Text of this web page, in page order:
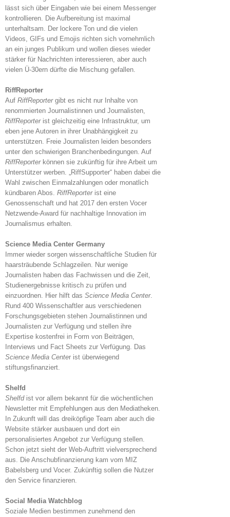
lässt sich über Eingaben wie bei einem Messenger
kontrollieren. Die Aufbereitung ist maximal
unterhaltsam. Der lockere Ton und die vielen
Videos, GIFs und Emojis richten sich vornehmlich
an ein junges Publikum und wollen dieses wieder
stärker für Nachrichten interessieren, aber auch
vielen Ü-30ern dürfte die Mischung gefallen.
RiffReporter
Auf RiffReportergibt es nicht nur Inhalte von
renommierten Journalistinnen und Journalisten,
RiffReporterist gleichzeitig eine Infrastruktur, um
eben jene Autoren in ihrer Unabhängigkeit zu
unterstützen. Freie Journalisten leiden besonders
unter den schwierigen Branchenbedingungen. Auf
RiffReporterkönnen sie zukünftig für ihre Arbeit um
Unterstützer werben. „RiffSupporter“ haben dabei die
Wahl zwischen Einmalzahlungen oder monatlich
kündbaren Abos. RiffReporterist eine
Genossenschaft und hat 2017 den ersten Vocer
Netzwende-Award für nachhaltige Innovation im
Journalismus erhalten.
Science Media Center Germany
Immer wieder sorgen wissenschaftliche Studien für
haarsträubende Schlagzeilen. Nur wenige
Journalisten haben das Fachwissen und die Zeit,
Studienergebnisse kritisch zu prüfen und
einzuordnen. Hier hilft das Science Media Center.
Rund 400 Wissenschaftler aus verschiedenen
Forschungsgebieten stehen Journalistinnen und
Journalisten zur Verfügung und stellen ihre
Expertise kostenfrei in Form von Beiträgen,
Interviews und Fact Sheets zur Verfügung. Das
Science Media Center ist überwiegend
stiftungsfinanziert.
Shelfd
Shelfdist vor allem bekannt für die wöchentlichen
Newsletter mit Empfehlungen aus den Mediatheken.
In Zukunft will das dreiköpfige Team aber auch die
Website stärker ausbauen und dort ein
personalisiertes Angebot zur Verfügung stellen.
Schon jetzt sieht der Web-Auftritt vielversprechend
aus. Die Anschubfinanzierung kam vom MIZ
Babelsberg und Vocer. Zukünftig sollen die Nutzer
den Service finanzieren.
Social Media Watchblog
Soziale Medien bestimmen zunehmend den